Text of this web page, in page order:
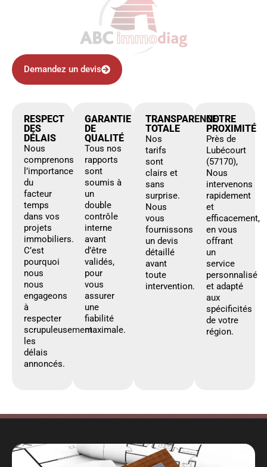
Demandez un devis
RESPECT
DES
DÉLAIS
Nous
comprenons
l’importance
du
facteur
temps
dans vos
projets
immobiliers.
C’est
pourquoi
nous
nous
engageons
à
respecter
scrupuleusement
les
délais
annoncés.
GARANTIE
DE
QUALITÉ
Tous nos
rapports
sont
soumis à
un
double
contrôle
interne
avant
d’être
validés,
pour
vous
assurer
une
fiabilité
maximale.
TRANSPARENCE
TOTALE
Nos
tarifs
sont
clairs et
sans
surprise.
Nous
vous
fournissons
un devis
détaillé
avant
toute
intervention.
NOTRE
PROXIMITÉ
Près de
Lubécourt
(57170),
Nous
intervenons
rapidement
et
efficacement,
en vous
offrant
un
service
personnalisé
et adapté
aux
spécificités
de votre
région.